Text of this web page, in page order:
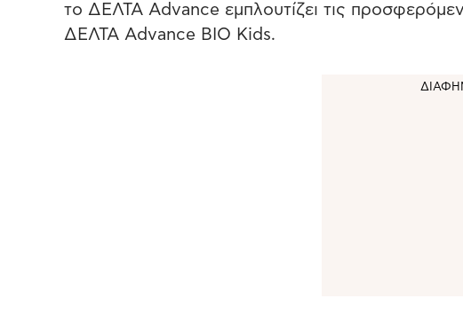
το ΔΕΛΤΑ Advance εμπλουτίζει τις
ΔΕΛΤΑ Advance BIO Kids.